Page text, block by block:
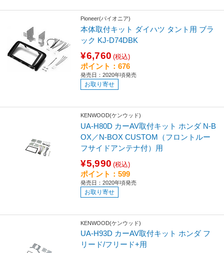
Pioneer(パイオニア)
本体取付キット ダイハツ タント用 ブラ
ック KJ-D74DBK
¥6,760 (税込)
ポイント：676
発売日：2020年頃発売
お取り寄せ
KENWOOD(ケンウッド)
UA-H80D カーAV取付キット ホンダ N-B
OX／N-BOX CUSTOM（フロントルー
フサイドアンテナ付）用
¥5,990 (税込)
ポイント：599
発売日：2020年頃発売
お取り寄せ
KENWOOD(ケンウッド)
UA-H93D カーAV取付キット ホンダ フ
リード/フリード+用